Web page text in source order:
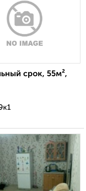
срок, 55м²,